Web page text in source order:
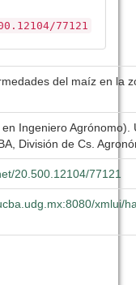
77121
del maíz en la
Ingeniero Agrónomo).
División de Cs.
20.500.12104/77121
xmlui/